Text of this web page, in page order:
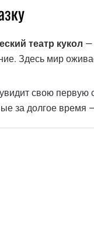
театр кукол —
Здесь мир
свою первую
за долгое время